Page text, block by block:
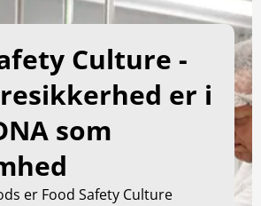
Culture -
er i
som
er Food Safety Culture